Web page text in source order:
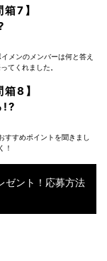
7】
メンのメンバーは何と答え
てくれました。
8】
!?
すすめポイントを聞きまし
！
ゼント！応募方法